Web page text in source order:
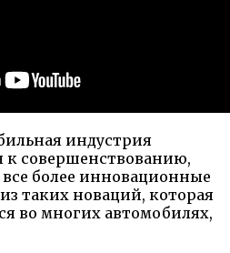
индустрия
к совершенствованию,
более инновационные
таких новаций, которая
во многих автомобилях,